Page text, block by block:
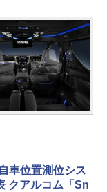
車位置測位シス
クアルコム「Sn